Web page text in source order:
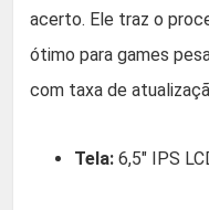
acerto. Ele traz o
ótimo para games
com taxa de
Tela: 6,5″ IPS